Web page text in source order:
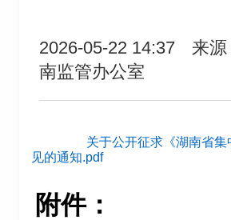
2026-05-22 14:37
来
南监管办公室
关于公开征求《湖南省
见的通知.pdf
附件：